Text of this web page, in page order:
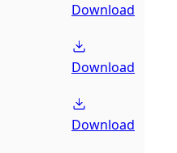
Download
Download
Download